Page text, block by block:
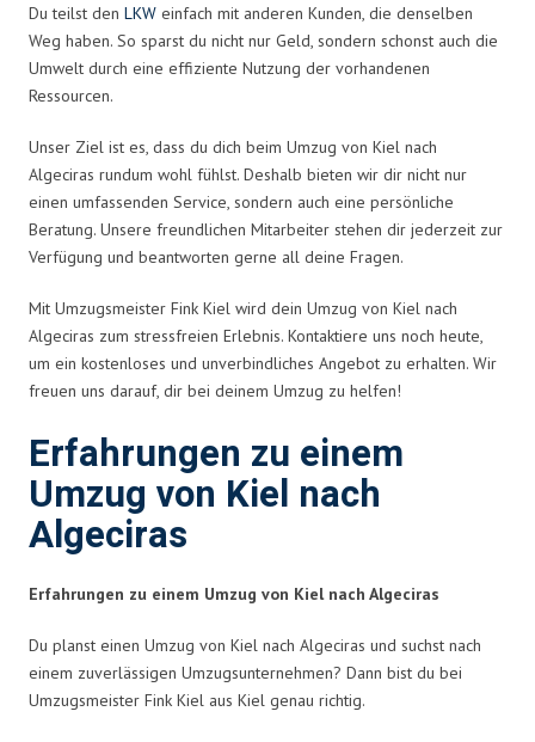
Du teilst den LKW einfach mit anderen Kunden, die denselben
Weg haben. So sparst du nicht nur Geld, sondern schonst auch die
Umwelt durch eine effiziente Nutzung der vorhandenen
Ressourcen.
Unser Ziel ist es, dass du dich beim Umzug von Kiel nach
Algeciras rundum wohl fühlst. Deshalb bieten wir dir nicht nur
einen umfassenden Service, sondern auch eine persönliche
Beratung. Unsere freundlichen Mitarbeiter stehen dir jederzeit zur
Verfügung und beantworten gerne all deine Fragen.
Mit Umzugsmeister Fink Kiel wird dein Umzug von Kiel nach
Algeciras zum stressfreien Erlebnis. Kontaktiere uns noch heute,
um ein kostenloses und unverbindliches Angebot zu erhalten. Wir
freuen uns darauf, dir bei deinem Umzug zu helfen!
Erfahrungen zu einem
Umzug von Kiel nach
Algeciras
Erfahrungen zu einem Umzug von Kiel nach Algeciras
Du planst einen Umzug von Kiel nach Algeciras und suchst nach
einem zuverlässigen Umzugsunternehmen? Dann bist du bei
Umzugsmeister Fink Kiel aus Kiel genau richtig.